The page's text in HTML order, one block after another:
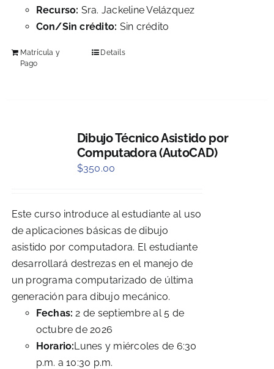
Recurso: Sra. Jackeline Velázquez
Con/Sin crédito: Sin crédito
Matrícula y
Pago
Details
Dibujo Técnico Asistido por
Computadora (AutoCAD)
$350.00
Este curso introduce al estudiante al uso
de aplicaciones básicas de dibujo
asistido por computadora. El estudiante
desarrollará destrezas en el manejo de
un programa computarizado de última
generación para dibujo mecánico.
Fechas: 2 de septiembre al 5 de
octubre de 2026
Horario:Lunes y miércoles de 6:30
p.m. a 10:30 p.m.